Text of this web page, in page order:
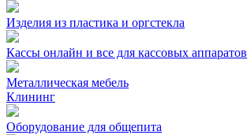
Изделия из пластика и оргстекла
Кассы онлайн и все для кассовых аппаратов
Металлическая мебель
Клининг
Оборудование для общепита